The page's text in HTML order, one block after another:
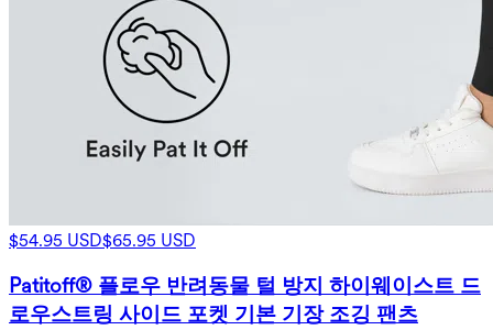
$54.95 USD$65.95 USD
Patitoff® 플로우 반려동물 털 방지 하이웨이스트 드
로우스트링 사이드 포켓 기본 기장 조깅 팬츠